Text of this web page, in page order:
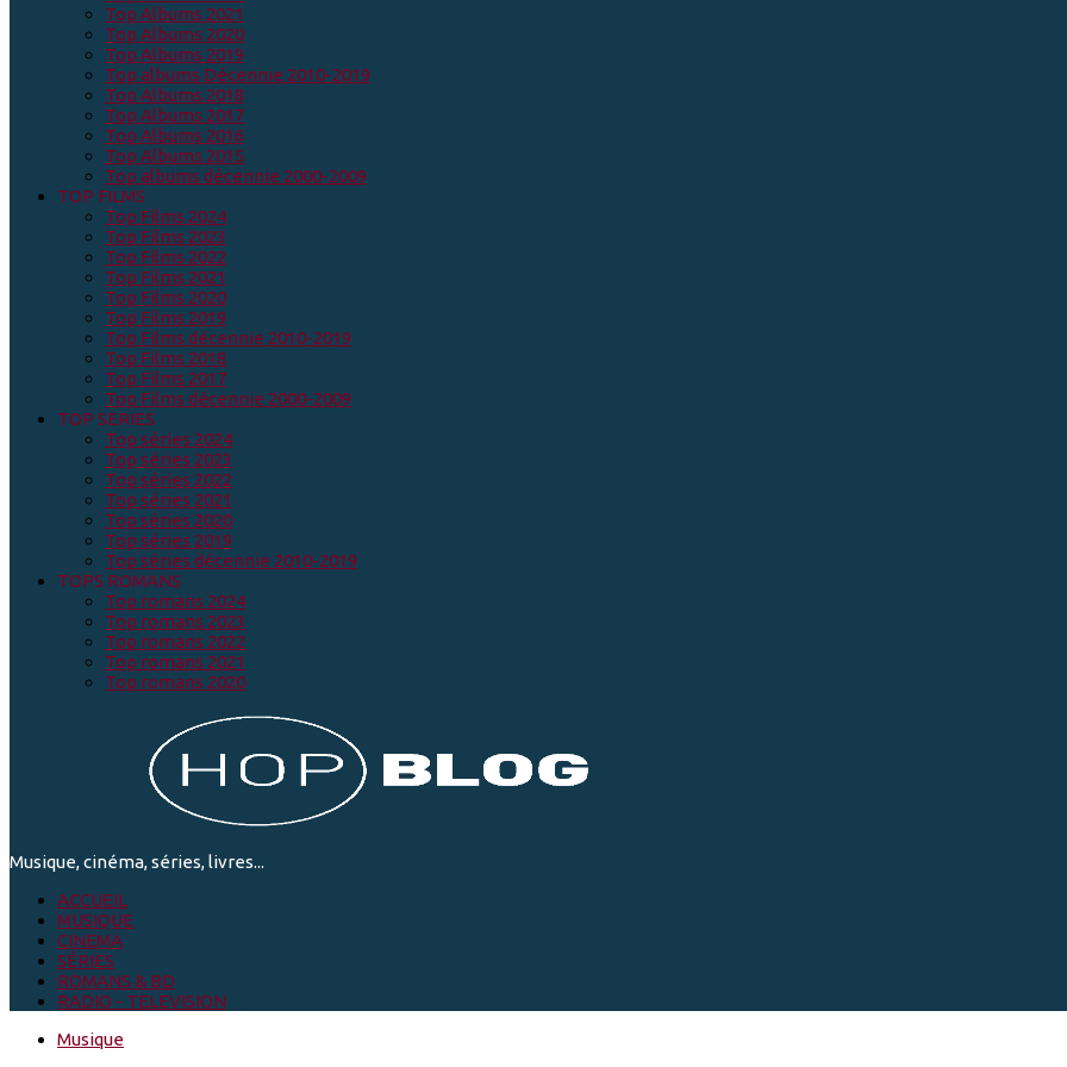
Top Albums 2021
Top Albums 2020
Top Albums 2019
Top albums Décennie 2010-2019
Top Albums 2018
Top Albums 2017
Top Albums 2016
Top Albums 2015
Top albums décennie 2000-2009
TOP FILMS
Top Films 2024
Top Films 2023
Top Films 2022
Top Films 2021
Top Films 2020
Top Films 2019
Top Films décennie 2010-2019
Top Films 2018
Top Films 2017
Top Films décennie 2000-2009
TOP SERIES
Top séries 2024
Top séries 2023
Top séries 2022
Top séries 2021
Top séries 2020
Top séries 2019
Top séries décennie 2010-2019
TOPS ROMANS
Top romans 2024
Top romans 2023
Top romans 2022
Top romans 2021
Top romans 2020
Musique, cinéma, séries, livres...
ACCUEIL
MUSIQUE
CINEMA
SÉRIES
ROMANS & BD
RADIO - TELEVISION
Musique